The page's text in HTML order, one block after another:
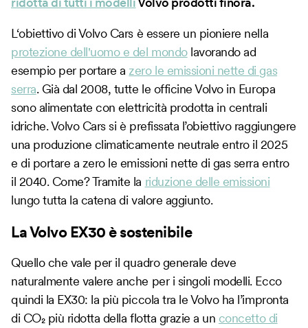
L‘obiettivo di Volvo Cars è essere un pioniere nella
protezione dell'uomo e del mondolavorando ad
esempio per portare a zero le emissioni nette di gas
serra. Già dal 2008, tutte le officine Volvo in Europa
sono alimentate con elettricità prodotta in centrali
idriche. Volvo Cars si è prefissata l’obiettivo raggiungere
una produzione climaticamente neutrale entro il 2025
e di portare a zero le emissioni nette di gas serra entro
il 2040. Come? Tramite la riduzione delle emissioni
lungo tutta la catena di valore aggiunto.
La Volvo EX30 è sostenibile
Quello che vale per il quadro generale deve
naturalmente valere anche per i singoli modelli. Ecco
quindi la EX30: la più piccola tra le Volvo ha l’impronta
di CO₂ più ridotta della flotta grazie a un concetto di